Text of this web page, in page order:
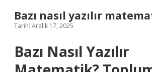
Bazı nasıl yazılır
Tarih: Aralık 17, 2025
Bazı Nasıl Yazılır